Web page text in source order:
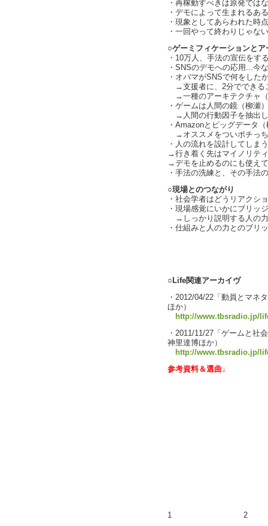
・再稼動すべきは原発では
・デモによって生まれるあ
・現象としてあらわれた時
・一回やって終わりじゃな
○ゲーミフィケーションとア
・10万人、手法の宣伝をす
・SNSのデモへの応用...今
・オバマがSNSで何をした
→支援者に、2分でできる
→一種のアーキテクチャ
・ゲームは人間の鏡（柳瀬）
→人間の行動因子を抽出
・Amazonとビッグデータ
→オススメをついポチっ
・人の流れを設計してしま
→行き着く先はマイノリテ
→デモを止めるのにも使え
・手法の洗練と、その手法
○現場とのつながり
・社会学者はどうリアクシ
・現場感覚にいかにブリッ
→しっかり説明する人の
・仕組みと人の力とのブリ
○Life関連アーカイヴ
・2012/04/22「動員とマネ
ほか）
http://www.tbsradio.jp/
・2011/11/27「ゲームと社
神里達博ほか）
http://www.tbsradio.jp/
参考資料＆選曲↓
1 2